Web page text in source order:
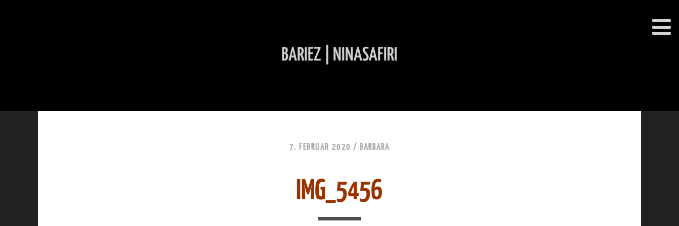
7. FEBRUAR 2020 / BARBARA
IMG_5456
BARIEZ | NINASAFIRI